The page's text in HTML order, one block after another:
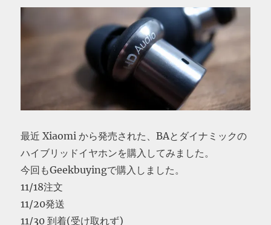
最近 Xiaomi から発売された、BAとダイナミックの
ハイブリッドイヤホンを購入してみました。
今回もGeekbuyingで購入しました。
11/18注文
11/20発送
11/30 到着(受け取れず)